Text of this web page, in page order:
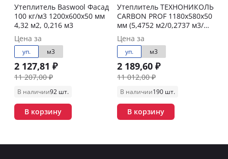
Утеплитель Baswool Фасад
100 кг/м3 1200х600х50 мм
4,32 м2, 0,216 м3
Цена за
уп. м3
2 127,81 ₽
11 207,00 ₽
В наличии92 шт.
В корзину
Утеплитель ТЕХНОНИКОЛЬ
CARBON PROF 1180х580х50
мм (5,4752 м2/0,2737 м3/
уп.)
Цена за
уп. м3
2 189,60 ₽
11 012,00 ₽
В наличии190 шт.
В корзину